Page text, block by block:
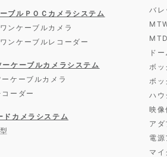
ブルＰＯＣカメラシステム
ンケーブルカメラ
ンケーブルレコーダー
ケーブルカメラシステム
ケーブルカメラ
ーダー
ドカメラシステム
バ
ド
ボ
ボ
ハウ
映像
アダ
電源
マイ